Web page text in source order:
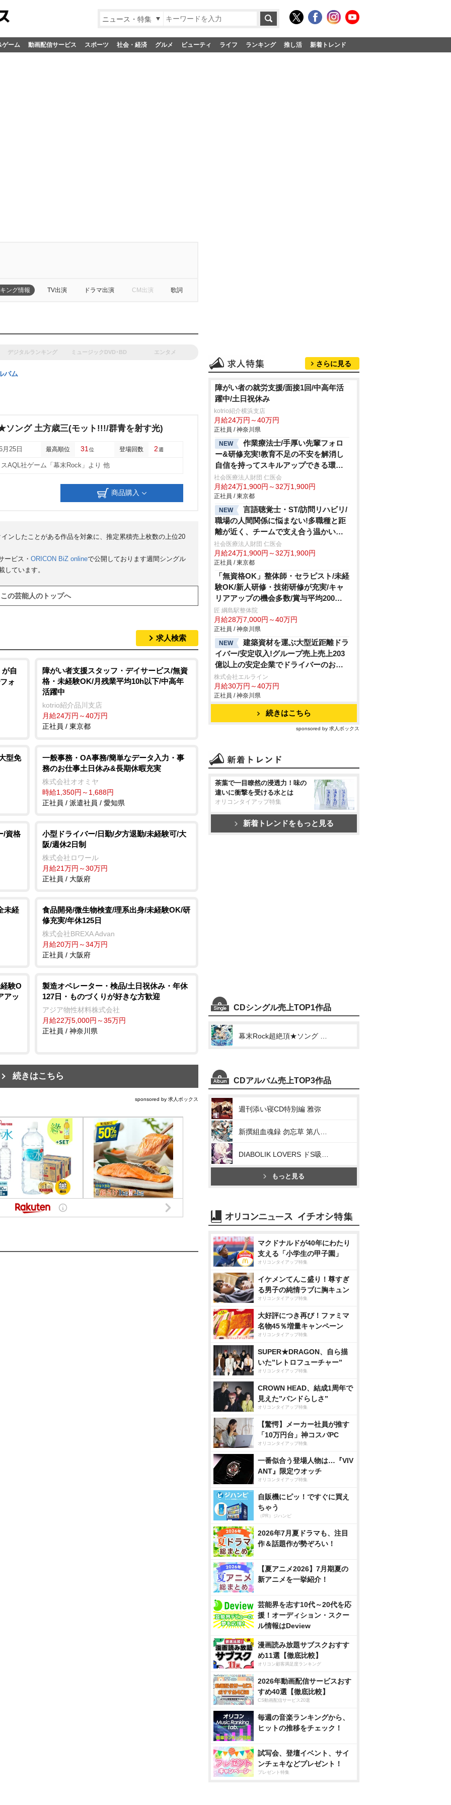
ニュース・特集
ゲーム 動画配信サービス スポーツ 社会・経済 グルメ ビューティ ライフ ランキング 推し活 新着トレンド
ング情報 TV出演 ドラマ出演 CM出演 歌詞
デジタルランキング ミュージックDVD･BD エンタメ
バム
ソング 土方歳三(モット!!!/群青を射す光)
月25日 最高順位 31 位 登場回数 2週
AQL社ゲーム「幕末Rock」より 他
商品購入
ンしたことがある作品を対象に、推定累積売上枚数の上位20
ービス・ ORICON BiZ onlineで公開しております週間シングル
しています。
この芸能人のトップへ
求人検索
が自
ォ
障がい者支援スタッフ・デイサービス/無資
格・未経験OK/月残業平均10h以下/中高年
活躍中
kotrio紹介品川支店
月給24万円～40万円
正社員 / 東京都
型免
一般事務・OA事務/簡単なデータ入力・事
務のお仕事土日休み&長期休暇充実
株式会社オオミヤ
時給1,350円～1,688円
正社員 / 派遣社員 / 愛知県
/資格
小型ドライバー/日勤/夕方退勤/未経験可/大
阪/週休2日制
株式会社ロワール
月給21万円～30万円
正社員 / 大阪府
未経
食品開発/微生物検査/理系出身/未経験OK/研
修充実/年休125日
株式会社BREXA Advan
月給20万円～34万円
正社員 / 大阪府
験O
アッ
製造オペレーター・検品/土日祝休み・年休
127日・ものづくりが好きな方歓迎
アジア物性材料株式会社
月給22万5,000円～35万円
正社員 / 神奈川県
続きはこちら
sponsored by 求人ボックス
さらに見る
障がい者の就労支援/面接1回/中高年活
躍中/土日祝休み
kotrio紹介横浜支店
月給24万円～40万円
正社員 / 神奈川県
NEW
作業療法士/手厚い先輩フォロ
ー&研修充実!教育不足の不安を解消し
自信を持ってスキルアップできる環境
年休120日超
社会医療法人財団 仁医会
月給24万1,900円～32万1,900円
正社員 / 東京都
NEW
言語聴覚士・ST/訪問リハビリ/
職場の人間関係に悩まない!多職種と距
離が近く、チームで支え合う温かい環
境
社会医療法人財団 仁医会
月給24万1,900円～32万1,900円
正社員 / 東京都
「無資格OK」整体師・セラピスト/未経
験OK/新人研修・技術研修が充実/キャ
リアアップの機会多数/賞与平均200万
円/年
匠 綱島駅整体院
月給28万7,000円～40万円
正社員 / 神奈川県
NEW
建築資材を運ぶ大型近距離ドラ
イバー/安定収入!グループ売上売上203
億以上の安定企業でドライバーのお仕
事
株式会社エルライン
月給30万円～40万円
正社員 / 神奈川県
続きはこちら
sponsored by 求人ボックス
茶葉で一目瞭然の浸透力！味の
違いに衝撃を受ける水とは
オリコンタイアップ特集
新着トレンドをもっと見る
CDシングル売上TOP1作品
CDアルバム売上TOP3作品
週刊添い寝CD特別編 雅弥
もっと見る
マクドナルドが40年にわたり
支える「小学生の甲子園」
オリコンタイアップ特集
イケメンてんこ盛り！尊すぎ
る男子の純情ラブに胸キュン
オリコンタイアップ特集
大好評につき再び！ファミマ
名物45％増量キャンペーン
オリコンタイアップ特集
SUPER★DRAGON、自ら描
いた”レトロフューチャー”
オリコンタイアップ特集
CROWN HEAD、結成1周年で
見えた”バンドらしさ”
オリコンタイアップ特集
【驚愕】メーカー社員が推す
「10万円台」神コスパPC
オリコンタイアップ特集
一番似合う登場人物は…『VIV
ANT』限定ウオッチ
オリコンタイアップ特集
自販機にピッ！ですぐに買え
ちゃう
（PR）ジハンピ
2026年7月夏ドラマも、注目
作＆話題作が勢ぞろい！
【夏アニメ2026】7月期夏の
新アニメを一挙紹介！
芸能界を志す10代～20代を応
援！オーディション・スクー
ル情報はDeview
漫画読み放題サブスクおすす
め11選【徹底比較】
オリコン顧客満足度ランキング
2026年動画配信サービスおす
すめ40選【徹底比較】
CS動画配信サービス20選
毎週の音楽ランキングから、
ヒットの推移をチェック！
試写会、登壇イベント、サイ
ンチェキなどプレゼント！
プレゼント特集